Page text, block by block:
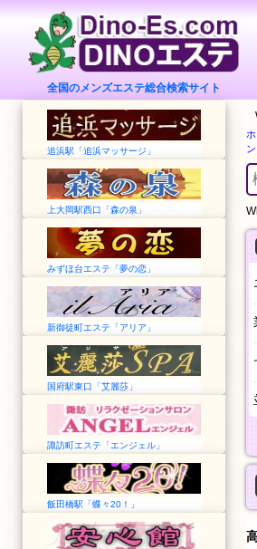
全国のメンズエステ総合検索サイト
追浜駅「追浜マッサージ」
上大岡駅西口「森の泉」
みずほ台エステ「夢の恋」
新御徒町エステ「アリア」
国府駅東口「艾麗莎」
諏訪町エステ「エンジェル」
飯田橋駅「蝶々20！」